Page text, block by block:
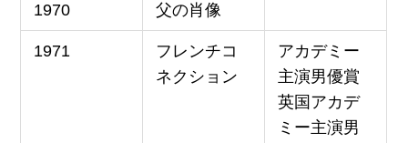
1970 父の肖像
1971
フレンチコ
ネクション
アカデミー
主演男優賞
英国アカデ
ミー主演男